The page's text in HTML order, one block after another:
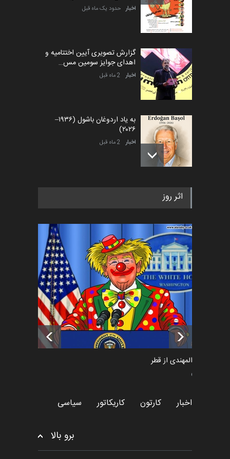
اخبار حدود یک ماه قبل
گزارش تصویری آیین اختتامیه و
اهدای جوایز سومین مس…
اخبار 2 ماه قبل
به یاد اردوغان باشول (۱۹۳۶–
۲۰۲۶)
اخبار 2 ماه قبل
رویداد کارگاهی کارتون و پوستر
اخبار 5 ماه قبل
فراخوان رویداد کارگاهی کارتون و
پوستر "ایران سربل…
اخبار 6 ماه قبل
تسلیت به همکار | سهراب خیری
اخبار 6 ماه قبل
اثر روز
سعد المهندی از قطر
سیاسی
اخبار کارتون کاریکاتور سیاسی
برو بالا